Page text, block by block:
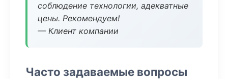
соблюдение технологии, адекватные
цены. Рекомендуем!
— Клиент компании
Часто задаваемые вопросы